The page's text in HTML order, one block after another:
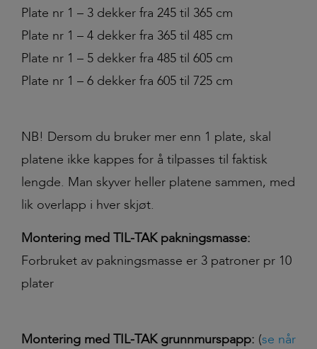
Plate nr 1 – 3 dekker fra 245 til 365 cm
Plate nr 1 – 4 dekker fra 365 til 485 cm
Plate nr 1 – 5 dekker fra 485 til 605 cm
Plate nr 1 – 6 dekker fra 605 til 725 cm
NB! Dersom du bruker mer enn 1 plate, skal
platene ikke kappes for å tilpasses til faktisk
lengde. Man skyver heller platene sammen, med
lik overlapp i hver skjøt.
Montering med TIL-TAK pakningsmasse:
Forbruket av pakningsmasse er 3 patroner pr 10
plater
Montering med TIL-TAK grunnmurspapp: (se når